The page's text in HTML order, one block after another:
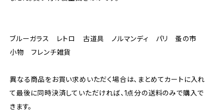
ブルーガラス レトロ 古道具 ノルマンディ パリ 蚤の市
小物 フレンチ雑貨
異なる商品をお買い求めいただく場合は、まとめてカートに入れ
て最後に同時決済していただければ、1点分の送料のみで購入で
きます。